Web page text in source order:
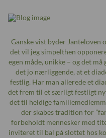
Ganske vist byder Janteloven
det vil jeg simpelthen
egen måde, unikke – og det
det jo nærliggende, at et
festlig. Har man allerede et
det frem til et særligt festligt
det til heldige
der skabes tradition for
forbeholdt mennesker med
inviteret til bal på slottet hos